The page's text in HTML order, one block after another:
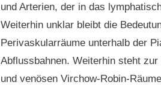
und Arterien, der in das
Weiterhin unklar bleibt die
Perivaskularräume unterhalb der
Abflussbahnen. Weiterhin steht
und venösen Virchow-Robin-